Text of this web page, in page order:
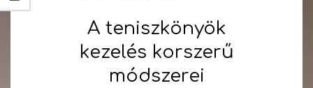
A teniszkönyök
kezelés korszerű
módszerei